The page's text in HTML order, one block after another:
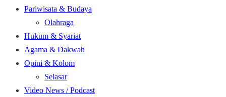
Pariwisata & Budaya
Olahraga
Hukum & Syariat
Agama & Dakwah
Opini & Kolom
Selasar
Video News / Podcast